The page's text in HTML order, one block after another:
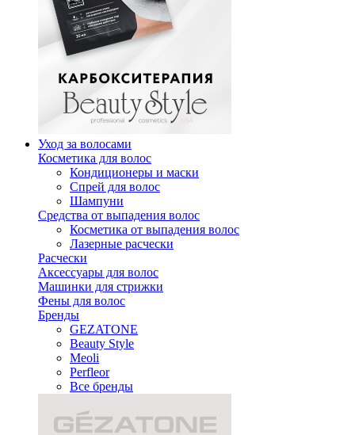
Уход за волосами
Косметика для волос
Кондиционеры и маски
Спрей для волос
Шампуни
Средства от выпадения волос
Косметика от выпадения волос
Лазерные расчески
Расчески
Аксессуары для волос
Машинки для стрижки
Фены для волос
Бренды
GEZATONE
Beauty Style
Meoli
Perfleor
Все бренды